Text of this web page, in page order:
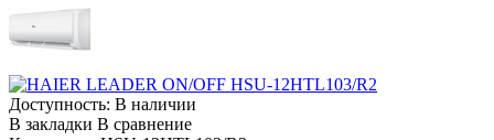
Доступность: В наличии
В закладки В сравнение